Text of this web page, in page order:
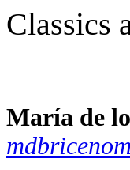
Classics
María de